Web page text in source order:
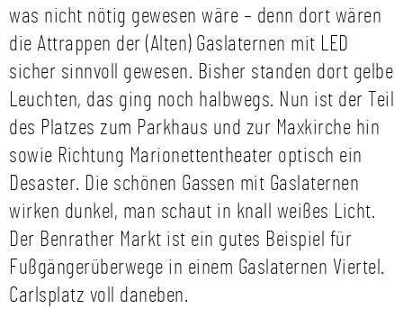
was nicht nötig gewesen wäre – denn dort wären
die Attrappen der (Alten) Gaslaternen mit LED
sicher sinnvoll gewesen. Bisher standen dort gelbe
Leuchten, das ging noch halbwegs. Nun ist der Teil
des Platzes zum Parkhaus und zur Maxkirche hin
sowie Richtung Marionettentheater optisch ein
Desaster. Die schönen Gassen mit Gaslaternen
wirken dunkel, man schaut in knall weißes Licht.
Der Benrather Markt ist ein gutes Beispiel für
Fußgängerüberwege in einem Gaslaternen Viertel.
Carlsplatz voll daneben.